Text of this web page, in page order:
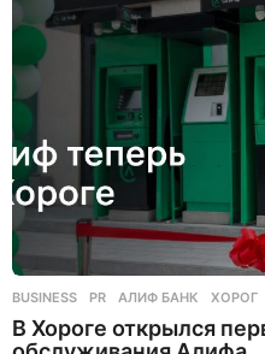
а
BUSINESS ,PR АЛИФ БАНК ,ХОРОГ
В Хороге открылся